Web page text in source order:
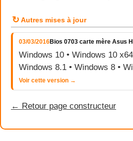
↻ Autres mises à jour
03/03/2016Bios 0703 carte mère Asus
Windows 10 • Windows 10
Windows 8.1 • Windows 8 •
Voir cette version →
← Retour page constructeur